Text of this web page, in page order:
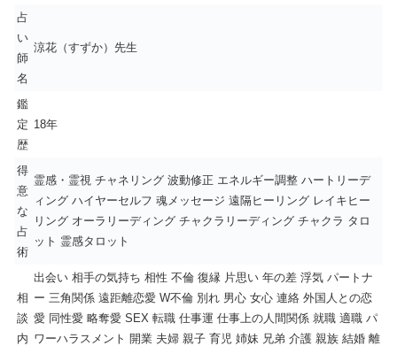
占
い
師
名
涼花（すずか）先生
鑑
定
歴
18年
得
意
な
占
術
霊感・霊視 チャネリング 波動修正 エネルギー調整 ハートリーデ
ィング ハイヤーセルフ 魂メッセージ 遠隔ヒーリング レイキヒー
リング オーラリーディング チャクラリーディング チャクラ タロ
ット 霊感タロット
相
談
内
出会い 相手の気持ち 相性 不倫 復縁 片思い 年の差 浮気 パートナ
ー 三角関係 遠距離恋愛 W不倫 別れ 男心 女心 連絡 外国人との恋
愛 同性愛 略奪愛 SEX 転職 仕事運 仕事上の人間関係 就職 適職 パ
ワーハラスメント 開業 夫婦 親子 育児 姉妹 兄弟 介護 親族 結婚 離